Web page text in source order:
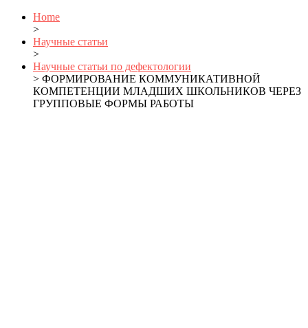
Home
>
Научные статьи
>
Научные статьи по дефектологии
> ФОРМИРОВАНИЕ КОММУНИКАТИВНОЙ
КОМПЕТЕНЦИИ МЛАДШИХ ШКОЛЬНИКОВ ЧЕРЕЗ
ГРУППОВЫЕ ФОРМЫ РАБОТЫ